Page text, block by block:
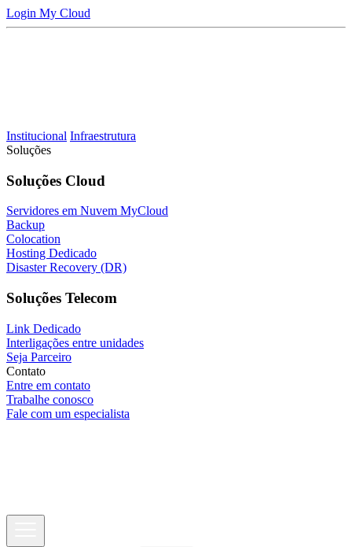
Login My Cloud
Institucional Infraestrutura
Soluções
Soluções Cloud
Servidores em Nuvem MyCloud
Backup
Colocation
Hosting Dedicado
Disaster Recovery (DR)
Soluções Telecom
Link Dedicado
Interligações entre unidades
Seja Parceiro
Contato
Entre em contato
Trabalhe conosco
Fale com um especialista